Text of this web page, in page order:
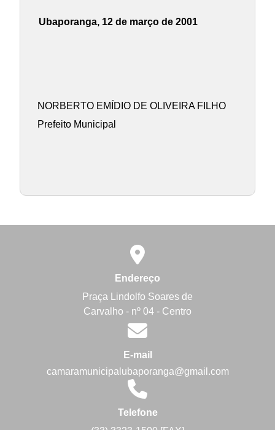
Ubaporanga, 12 de março de 2001
NORBERTO EMÍDIO DE OLIVEIRA FILHO
Prefeito Municipal
Endereço
Praça Lindolfo Soares de
Carvalho - nº 04 - Centro
E-mail
camaramunicipalubaporanga@gmail.com
Telefone